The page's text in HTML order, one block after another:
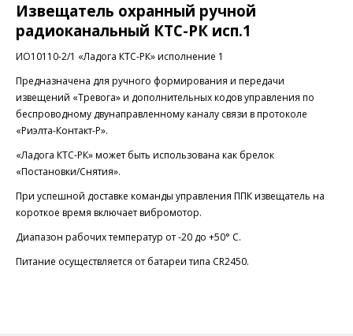
Извещатель охранный ручной
радиоканальный КТС-РК исп.1
ИО10110-2/1 «Ладога КТС-РК» исполнение 1
Предназначена для ручного формирования и передачи
извещений «Тревога» и дополнительных кодов управления по
беспроводному двунаправленному каналу связи в протоколе
«Риэлта-Контакт-Р».
«Ладога КТС-РК» может быть использована как брелок
«Постановки/Снятия».
При успешной доставке команды управления ППК извещатель на
короткое время включает вибромотор.
Диапазон рабочих температур от -20 до +50° С.
Питание осуществляется от батареи типа СR2450.